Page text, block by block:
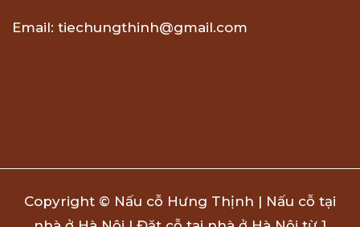
Email: tiechungthinh@gmail.com
Copyright © Nấu cỗ Hưng Thịnh | Nấu cỗ tại